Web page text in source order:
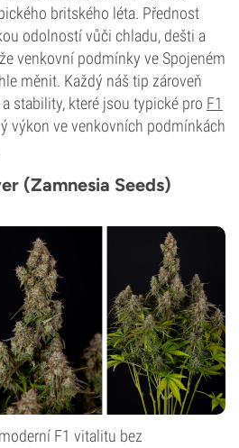
britského léta. Přednost
odolností vůči chladu, dešti a
venkovní podmínky ve Spojeném
měnit. Každý náš tip zároveň
stability, které jsou typické pro F1
výkon ve venkovních podmínkách
(Zamnesia Seeds)
F1 vitalitu bez